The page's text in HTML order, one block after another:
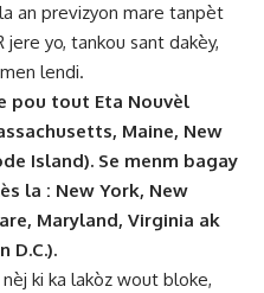
an previzyon mare tanpèt
yo, tankou sant dakèy,
lendi.
pou tout Eta Nouvèl
Maine, New
Island). Se menm bagay
la : New York, New
Maryland, Virginia ak
D.C.).
ki ka lakòz wout bloke,